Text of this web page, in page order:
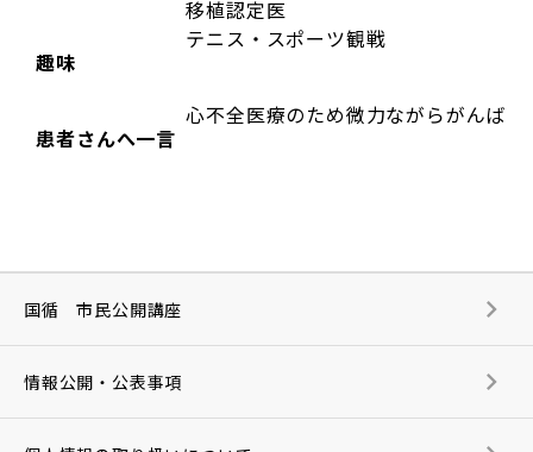
移植認定医
趣味
テニス・スポーツ観戦
患者さんへ一言
心不全医療のため微力ながらがんばり
国循 市民公開講座
情報公開・公表事項